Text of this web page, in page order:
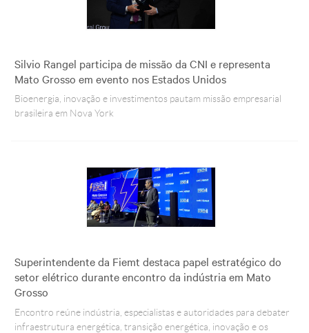
Silvio Rangel participa de missão da CNI e representa
Mato Grosso em evento nos Estados Unidos
Bioenergia, inovação e investimentos pautam missão empresarial
brasileira em Nova York
Superintendente da Fiemt destaca papel estratégico do
setor elétrico durante encontro da indústria em Mato
Grosso
Encontro reúne indústria, especialistas e autoridades para debater
infraestrutura energética, transição energética, inovação e os